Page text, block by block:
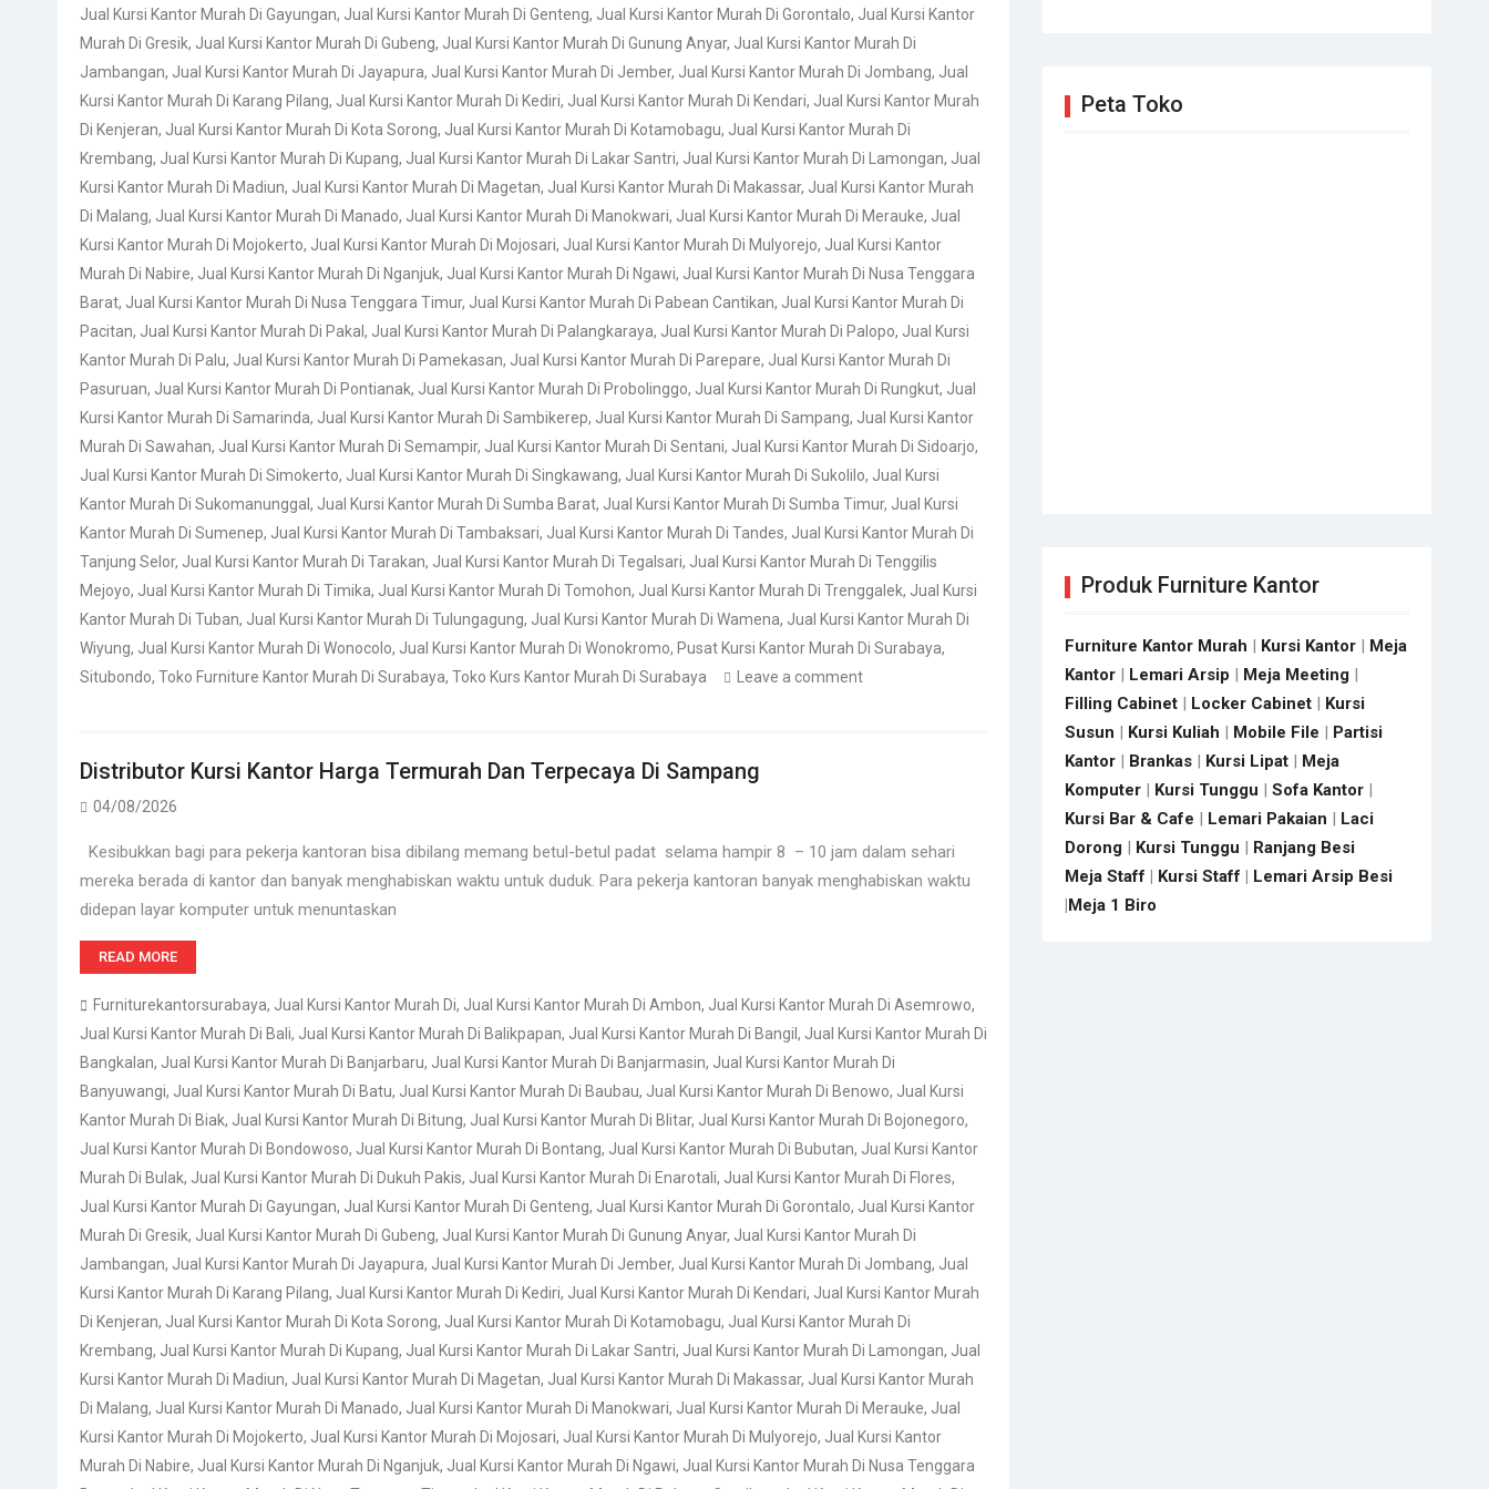
Jual Kursi Kantor Murah Di Gayungan, Jual Kursi Kantor Murah Di Genteng, Jual Kursi Kantor Murah Di Gorontalo, Jual Kursi Kantor
Murah Di Gresik, Jual Kursi Kantor Murah Di Gubeng, Jual Kursi Kantor Murah Di Gunung Anyar, Jual Kursi Kantor Murah Di
Jambangan, Jual Kursi Kantor Murah Di Jayapura, Jual Kursi Kantor Murah Di Jember, Jual Kursi Kantor Murah Di Jombang, Jual
Kursi Kantor Murah Di Karang Pilang, Jual Kursi Kantor Murah Di Kediri, Jual Kursi Kantor Murah Di Kendari, Jual Kursi Kantor Murah
Di Kenjeran, Jual Kursi Kantor Murah Di Kota Sorong, Jual Kursi Kantor Murah Di Kotamobagu, Jual Kursi Kantor Murah Di
Krembang, Jual Kursi Kantor Murah Di Kupang, Jual Kursi Kantor Murah Di Lakar Santri, Jual Kursi Kantor Murah Di Lamongan, Jual
Kursi Kantor Murah Di Madiun, Jual Kursi Kantor Murah Di Magetan, Jual Kursi Kantor Murah Di Makassar, Jual Kursi Kantor Murah
Di Malang, Jual Kursi Kantor Murah Di Manado, Jual Kursi Kantor Murah Di Manokwari, Jual Kursi Kantor Murah Di Merauke, Jual
Kursi Kantor Murah Di Mojokerto, Jual Kursi Kantor Murah Di Mojosari, Jual Kursi Kantor Murah Di Mulyorejo, Jual Kursi Kantor
Murah Di Nabire, Jual Kursi Kantor Murah Di Nganjuk, Jual Kursi Kantor Murah Di Ngawi, Jual Kursi Kantor Murah Di Nusa Tenggara
Barat, Jual Kursi Kantor Murah Di Nusa Tenggara Timur, Jual Kursi Kantor Murah Di Pabean Cantikan, Jual Kursi Kantor Murah Di
Pacitan, Jual Kursi Kantor Murah Di Pakal , Jual Kursi Kantor Murah Di Palangkaraya, Jual Kursi Kantor Murah Di Palopo, Jual Kursi
Kantor Murah Di Palu, Jual Kursi Kantor Murah Di Pamekasan, Jual Kursi Kantor Murah Di Parepare, Jual Kursi Kantor Murah Di
Pasuruan, Jual Kursi Kantor Murah Di Pontianak, Jual Kursi Kantor Murah Di Probolinggo, Jual Kursi Kantor Murah Di Rungkut, Jual
Kursi Kantor Murah Di Samarinda, Jual Kursi Kantor Murah Di Sambikerep, Jual Kursi Kantor Murah Di Sampang, Jual Kursi Kantor
Murah Di Sawahan, Jual Kursi Kantor Murah Di Semampir, Jual Kursi Kantor Murah Di Sentani, Jual Kursi Kantor Murah Di Sidoarjo,
Jual Kursi Kantor Murah Di Simokerto, Jual Kursi Kantor Murah Di Singkawang, Jual Kursi Kantor Murah Di Sukolilo, Jual Kursi
Kantor Murah Di Sukomanunggal , Jual Kursi Kantor Murah Di Sumba Barat, Jual Kursi Kantor Murah Di Sumba Timur, Jual Kursi
Kantor Murah Di Sumenep, Jual Kursi Kantor Murah Di Tambaksari, Jual Kursi Kantor Murah Di Tandes, Jual Kursi Kantor Murah Di
Tanjung Selor, Jual Kursi Kantor Murah Di Tarakan, Jual Kursi Kantor Murah Di Tegalsari, Jual Kursi Kantor Murah Di Tenggilis
Mejoyo, Jual Kursi Kantor Murah Di Timika, Jual Kursi Kantor Murah Di Tomohon, Jual Kursi Kantor Murah Di Trenggalek, Jual Kursi
Kantor Murah Di Tuban, Jual Kursi Kantor Murah Di Tulungagung, Jual Kursi Kantor Murah Di Wamena, Jual Kursi Kantor Murah Di
Wiyung, Jual Kursi Kantor Murah Di Wonocolo, Jual Kursi Kantor Murah Di Wonokromo, Pusat Kursi Kantor Murah Di Surabaya,
Situbondo, Toko Furniture Kantor Murah Di Surabaya, Toko Kurs Kantor Murah Di Surabaya Leave a comment
Distributor Kursi Kantor Harga Termurah Dan Terpecaya Di Sampang
04/08/2026
Kesibukkan bagi para pekerja kantoran bisa dibilang memang betul-betul padat selama hampir 8 – 10 jam dalam sehari
mereka berada di kantor dan banyak menghabiskan waktu untuk duduk. Para pekerja kantoran banyak menghabiskan waktu
didepan layar komputer untuk menuntaskan
READ MORE
Furniturekantorsurabaya, Jual Kursi Kantor Murah Di, Jual Kursi Kantor Murah Di Ambon, Jual Kursi Kantor Murah Di Asemrowo,
Jual Kursi Kantor Murah Di Bali, Jual Kursi Kantor Murah Di Balikpapan, Jual Kursi Kantor Murah Di Bangil , Jual Kursi Kantor Murah Di
Bangkalan, Jual Kursi Kantor Murah Di Banjarbaru, Jual Kursi Kantor Murah Di Banjarmasin, Jual Kursi Kantor Murah Di
Banyuwangi, Jual Kursi Kantor Murah Di Batu, Jual Kursi Kantor Murah Di Baubau, Jual Kursi Kantor Murah Di Benowo, Jual Kursi
Kantor Murah Di Biak, Jual Kursi Kantor Murah Di Bitung, Jual Kursi Kantor Murah Di Blitar, Jual Kursi Kantor Murah Di Bojonegoro,
Jual Kursi Kantor Murah Di Bondowoso, Jual Kursi Kantor Murah Di Bontang, Jual Kursi Kantor Murah Di Bubutan, Jual Kursi Kantor
Murah Di Bulak, Jual Kursi Kantor Murah Di Dukuh Pakis, Jual Kursi Kantor Murah Di Enarotali, Jual Kursi Kantor Murah Di Flores,
Jual Kursi Kantor Murah Di Gayungan, Jual Kursi Kantor Murah Di Genteng, Jual Kursi Kantor Murah Di Gorontalo, Jual Kursi Kantor
Murah Di Gresik, Jual Kursi Kantor Murah Di Gubeng, Jual Kursi Kantor Murah Di Gunung Anyar, Jual Kursi Kantor Murah Di
Jambangan, Jual Kursi Kantor Murah Di Jayapura, Jual Kursi Kantor Murah Di Jember, Jual Kursi Kantor Murah Di Jombang, Jual
Kursi Kantor Murah Di Karang Pilang, Jual Kursi Kantor Murah Di Kediri, Jual Kursi Kantor Murah Di Kendari, Jual Kursi Kantor Murah
Di Kenjeran, Jual Kursi Kantor Murah Di Kota Sorong, Jual Kursi Kantor Murah Di Kotamobagu, Jual Kursi Kantor Murah Di
Krembang, Jual Kursi Kantor Murah Di Kupang, Jual Kursi Kantor Murah Di Lakar Santri, Jual Kursi Kantor Murah Di Lamongan, Jual
Kursi Kantor Murah Di Madiun, Jual Kursi Kantor Murah Di Magetan, Jual Kursi Kantor Murah Di Makassar, Jual Kursi Kantor Murah
Di Malang, Jual Kursi Kantor Murah Di Manado, Jual Kursi Kantor Murah Di Manokwari, Jual Kursi Kantor Murah Di Merauke, Jual
Kursi Kantor Murah Di Mojokerto, Jual Kursi Kantor Murah Di Mojosari, Jual Kursi Kantor Murah Di Mulyorejo, Jual Kursi Kantor
Murah Di Nabire, Jual Kursi Kantor Murah Di Nganjuk, Jual Kursi Kantor Murah Di Ngawi, Jual Kursi Kantor Murah Di Nusa Tenggara
Peta Toko
Produk Furniture Kantor
Furniture Kantor Murah | Kursi Kantor | Meja
Kantor | Lemari Arsip | Meja Meeting |
Filling Cabinet | Locker Cabinet | Kursi
Susun | Kursi Kuliah | Mobile File | Partisi
Kantor | Brankas | Kursi Lipat | Meja
Komputer | Kursi Tunggu | Sofa Kantor |
Kursi Bar & Cafe | Lemari Pakaian | Laci
Dorong | Kursi Tunggu | Ranjang Besi
Meja Staff | Kursi Staff | Lemari Arsip Besi
|Meja 1 Biro